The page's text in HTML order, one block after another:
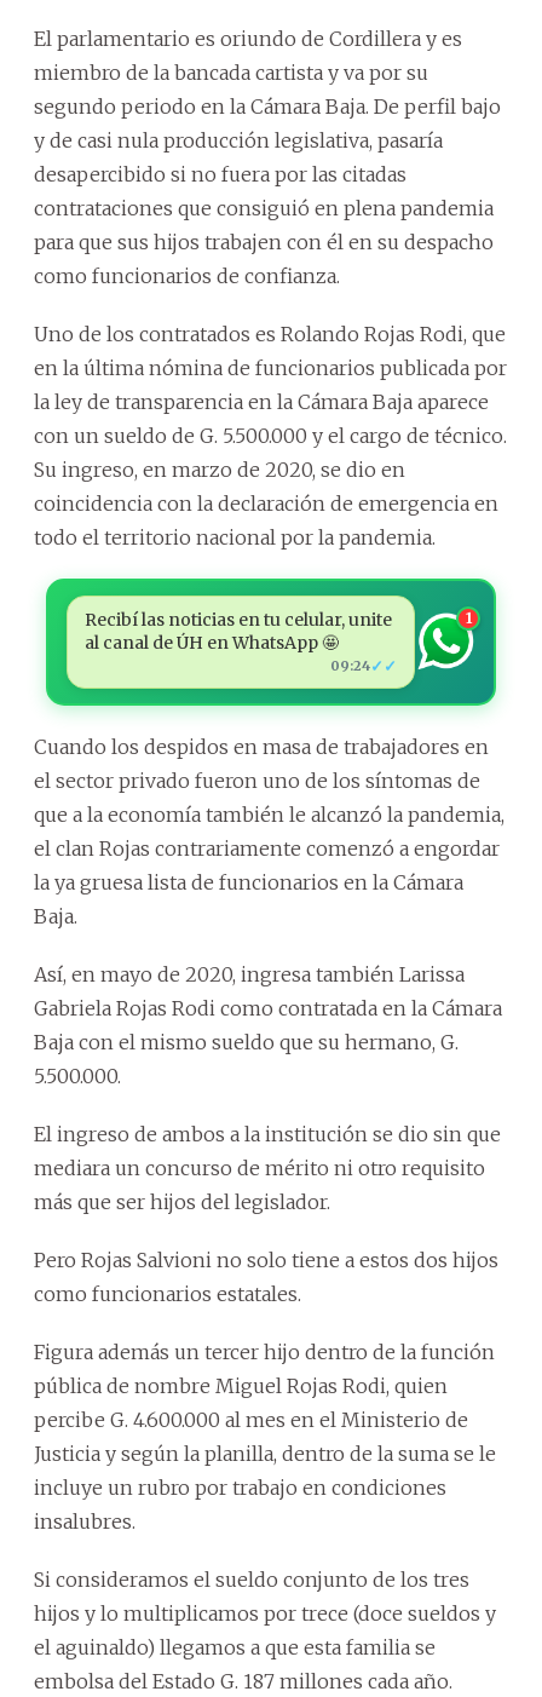
El parlamentario es oriundo de Cordillera y es
miembro de la bancada cartista y va por su
segundo periodo en la Cámara Baja. De perfil bajo
y de casi nula producción legislativa, pasaría
desapercibido si no fuera por las citadas
contrataciones que consiguió en plena pandemia
para que sus hijos trabajen con él en su despacho
como funcionarios de confianza.
Uno de los contratados es Rolando Rojas Rodi, que
en la última nómina de funcionarios publicada por
la ley de transparencia en la Cámara Baja aparece
con un sueldo de G. 5.500.000 y el cargo de técnico.
Su ingreso, en marzo de 2020, se dio en
coincidencia con la declaración de emergencia en
todo el territorio nacional por la pandemia.
Recibí las noticias en tu celular, unite
al canal de ÚH en WhatsApp 🤩
09:24✓✓
1
Cuando los despidos en masa de trabajadores en
el sector privado fueron uno de los síntomas de
que a la economía también le alcanzó la pandemia,
el clan Rojas contrariamente comenzó a engordar
la ya gruesa lista de funcionarios en la Cámara
Baja.
Así, en mayo de 2020, ingresa también Larissa
Gabriela Rojas Rodi como contratada en la Cámara
Baja con el mismo sueldo que su hermano, G.
5.500.000.
El ingreso de ambos a la institución se dio sin que
mediara un concurso de mérito ni otro requisito
más que ser hijos del legislador.
Pero Rojas Salvioni no solo tiene a estos dos hijos
como funcionarios estatales.
Figura además un tercer hijo dentro de la función
pública de nombre Miguel Rojas Rodi, quien
percibe G. 4.600.000 al mes en el Ministerio de
Justicia y según la planilla, dentro de la suma se le
incluye un rubro por trabajo en condiciones
insalubres.
Si consideramos el sueldo conjunto de los tres
hijos y lo multiplicamos por trece (doce sueldos y
el aguinaldo) llegamos a que esta familia se
embolsa del Estado G. 187 millones cada año.